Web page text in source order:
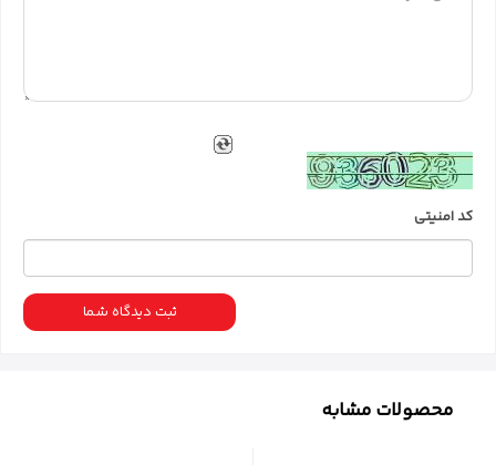
کد امنیتی
ثبت دیدگاه شما
محصولات مشابه